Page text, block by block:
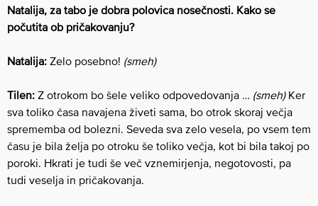
Natalija, za tabo je dobra polovica nosečnosti. Kako se
počutita ob pričakovanju?
Natalija: Zelo posebno! (smeh)
Tilen: Z otrokom bo šele veliko odpovedovanja … (smeh)Ker
sva toliko časa navajena živeti sama, bo otrok skoraj večja
sprememba od bolezni. Seveda sva zelo vesela, po vsem tem
času je bila želja po otroku še toliko večja, kot bi bila takoj po
poroki. Hkrati je tudi še več vznemirjenja, negotovosti, pa
tudi veselja in pričakovanja.